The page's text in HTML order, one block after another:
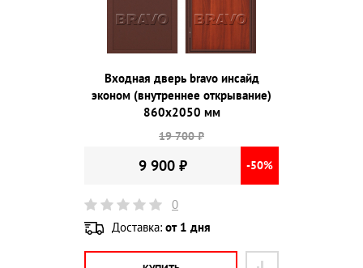
Входная дверь bravo инсайд
эконом (внутреннее открывание)
860х2050 мм
19 700 ₽
9 900 ₽ -50%
0
Доставка: от 1 дня